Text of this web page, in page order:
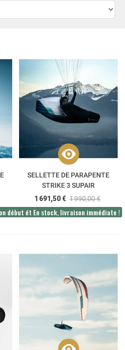
début été 2026
SELLETTE DE PARAPENTE
STRIKE 3 SUPAIR
1 691,50 € 1 990,00 €
En stock, livraison immédiate !